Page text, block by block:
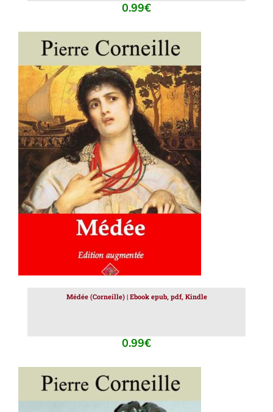
0.99€
AJOUTER AU PANIER / DÉTAILS
Médée (Corneille) | Ebook epub, pdf, Kindle
0.99€